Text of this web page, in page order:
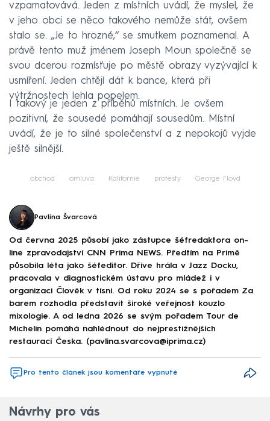
vzpamatovává. Jeden z místních uvádí, že myslel, že
v jeho obci se něco takového nemůže stát, ovšem
stalo se. „Je to hrozné,“ se smutkem poznamenal. A
právě tento muž jménem Joseph Moun společně se
svou dcerou rozmísťuje po městě obrazy vyzývající k
usmíření. Jeden chtějí dát k bance, která při
výtržnostech lehla popelem.
I takový je jeden z příběhů místních. Je ovšem
pozitivní, že sousedé pomáhají sousedům. Místní
uvádí, že je to silné společenství a z nepokojů vyjde
ještě silnější.
obchod omluva Kalifornie protesty George Floyd
Pavlína Švarcová
Od června 2025 působí jako zástupce šéfredaktora on-
line zpravodajství CNN Prima NEWS. Předtím na Primě
působila léta jako šéfeditor. Dříve hrála v Jazz Docku,
pracovala v diagnostickém ústavu pro mládež i v
organizaci Člověk v tísni. Od roku 2024 se s pořadem Za
barem rozhodla představit široké veřejnost kouzlo
mixologie. A od ledna 2026 se svým pořadem Tour de
Michelin pomáhá nahlédnout do nejprestižnějších
restaurací Česka. (pavlina.svarcova@iprima.cz)
Pro tento článek jsou komentáře vypnuté
Návrhy pro vás